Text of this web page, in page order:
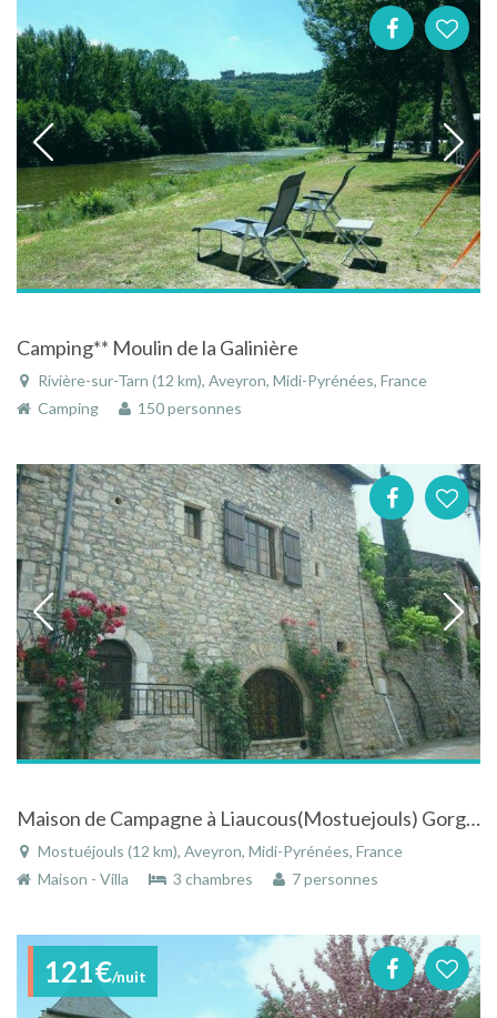
Camping** Moulin de la Galinière
Rivière-sur-Tarn (12 km), Aveyron, Midi-Pyrénées, France
Camping
150 personnes
Maison de Campagne à Liaucous(Mostuejouls) Gorges du Tarn et à 20km de Millau et son Viaduc
Mostuéjouls (12 km), Aveyron, Midi-Pyrénées, France
Maison - Villa
3 chambres 7 personnes
121€/nuit